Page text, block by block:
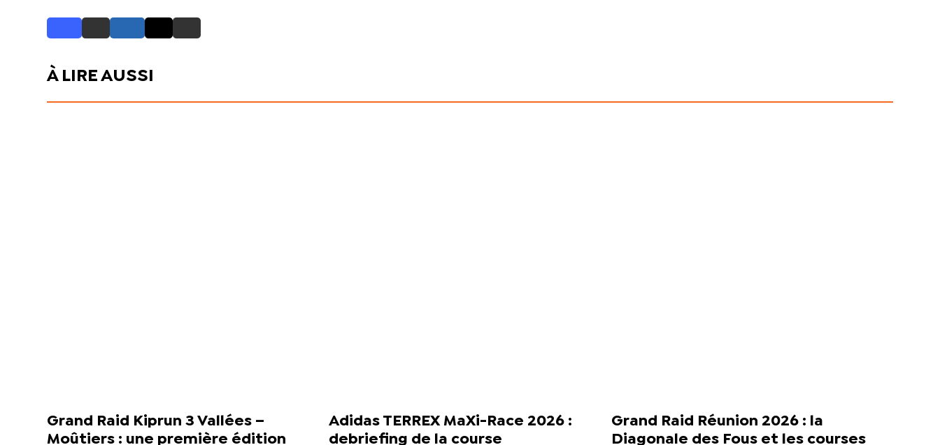
À LIRE AUSSI
Grand Raid Kiprun 3 Vallées –
Moûtiers : une première édition
Adidas TERREX MaXi-Race 2026 :
debriefing de la course
Grand Raid Réunion 2026 : la
Diagonale des Fous et les courses